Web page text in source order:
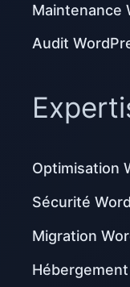
Maintenance
Audit
Optimisation
Sécurité
Migration